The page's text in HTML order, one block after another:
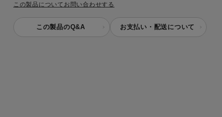
この製品についてお問い合わせする
この製品のQ&A お支払い・配送について